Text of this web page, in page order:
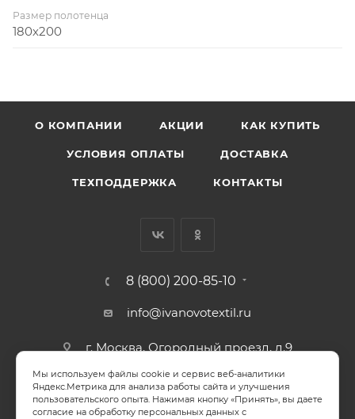
Размер полотенца
180х200
О КОМПАНИИ АКЦИИ КАК КУПИТЬ
УСЛОВИЯ ОПЛАТЫ ДОСТАВКА
ТЕХПОДДЕРЖКА КОНТАКТЫ
8 (800) 200-85-10
info@ivanovotextil.ru
г. Москва, Огородный проезд, д.9
СОГЛАСИЕ НА ОБРАБОТКУ ПЕРСОНАЛЬНЫХ ДАННЫХ
Мы используем файлы cookie и сервис веб-аналитики
Яндекс.Метрика для анализа работы сайта и улучшения
пользовательского опыта. Нажимая кнопку «Принять», вы даете
согласие на обработку персональных данных с